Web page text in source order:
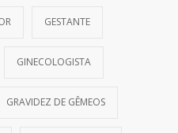
GESTANTE
GINECOLOGISTA
GRAVIDEZ DE GÊMEOS